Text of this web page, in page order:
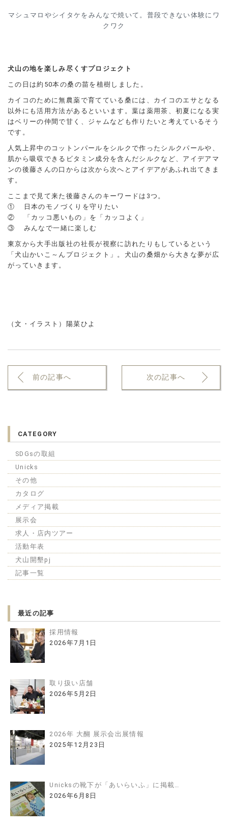
マシュマロやシイタケをみんなで焼いて。普段できない体験にワ
クワク
犬山の地を楽しみ尽くすプロジェクト
この日は約50本の桑の苗を植樹しました。
カイコのために無農薬で育てている桑には、カイコのエサとなる
以外にも活用方法があるといいます。葉は薬用茶、初夏になる実
はベリーの仲間で甘く、ジャムなども作りたいと考えているそう
です。
人気上昇中のコットンパールをシルクで作ったシルクパールや、
肌から吸収できるビタミン成分を含んだシルクなど、アイデアマ
ンの後藤さんの口からは次から次へとアイデアがあふれ出てきま
す。
ここまで見て来た後藤さんのキーワードは3つ。
① 日本のモノづくりを守りたい
② 「カッコ悪いもの」を「カッコよく」
③ みんなで一緒に楽しむ
東京から大手出版社の社長が視察に訪れたりもしているという
「犬山かいこ～んプロジェクト」。犬山の桑畑から大きな夢が広
がっていきます。
（文・イラスト）陽菜ひよ
前の記事へ 次の記事へ
CATEGORY
SDGsの取組
Unicks
その他
カタログ
メディア掲載
展示会
求人・店内ツアー
活動年表
犬山開墾pj
記事一覧
最近の記事
採用情報
2026年7月1日
取り扱い店舗
2026年5月2日
2026年 大醐 展示会出展情報
2025年12月23日
Unicksの靴下が「あいらいふ」に掲載…
2026年6月8日